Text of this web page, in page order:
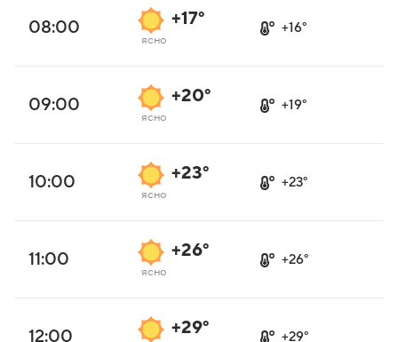
08:00 +17°
ясно
+16°
09:00 +20°
ясно
+19°
10:00 +23°
ясно
+23°
11:00 +26°
ясно
+26°
12:00 +29° +29°